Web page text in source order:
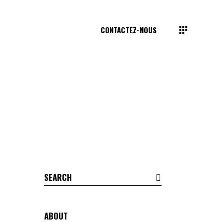
CONTACTEZ-NOUS
Search
for:
ABOUT